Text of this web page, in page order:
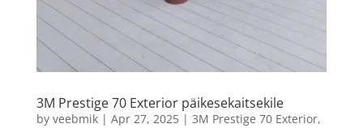
3M Prestige 70 Exterior päikesekaitsekile
by veebmik| Apr 27, 2025| 3M Prestige 70 Exterior,